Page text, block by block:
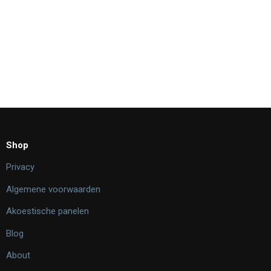
Shop
Privacy
Algemene voorwaarden
Akoestische panelen
Blog
About